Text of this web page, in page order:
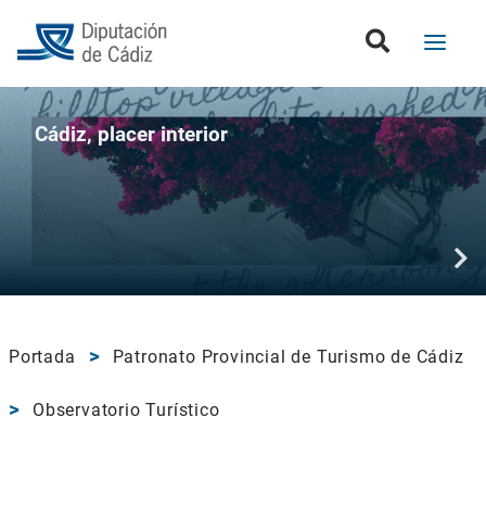
Cádiz, placer interior
Portada Patronato Provincial de Turismo de Cádiz
Observatorio Turístico